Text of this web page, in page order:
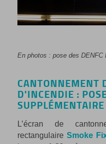
En photos : pose des DENFC
CANTONNEMENT
D'INCENDIE :
SUPPLÉMENTAIRE
L’écran de
rectangulaire Smoke